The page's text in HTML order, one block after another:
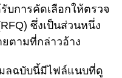
บการคัดเลือกให้ตรวจ
ซึ่งเป็นส่วนหนึ่ง
ตามที่กล่าวอ้าง
ลฉบับนี้มีไฟล์แนบที่ดู